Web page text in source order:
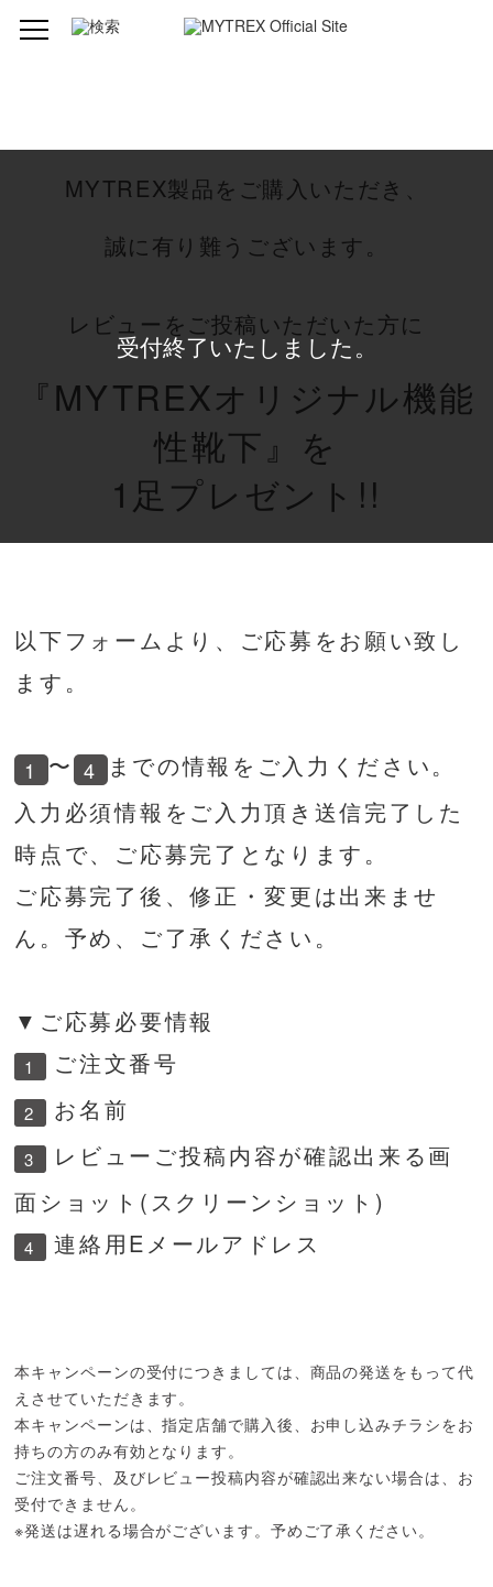
受付終了いたしました。
MYTREX製品をご購入いただき、
誠に有り難うございます。
レビューをご投稿いただいた方に
『MYTREXオリジナル機能
性靴下』を
1足プレゼント!!
以下フォームより、ご応募をお願い致し
ます。
1 〜 4 までの情報をご入力ください。
入力必須情報をご入力頂き送信完了した
時点で、ご応募完了となります。
ご応募完了後、修正・変更は出来ませ
ん。予め、ご了承ください。
▼ご応募必要情報
1 ご注文番号
2 お名前
3
レビューご投稿内容が確認出来る画
面ショット(スクリーンショット)
4 連絡用Eメールアドレス
本キャンペーンの受付につきましては、商品の発送をもって代
えさせていただきます。
本キャンペーンは、指定店舗で購入後、お申し込みチラシをお
持ちの方のみ有効となります。
ご注文番号、及びレビュー投稿内容が確認出来ない場合は、お
受付できません。
※発送は遅れる場合がございます。予めご了承ください。